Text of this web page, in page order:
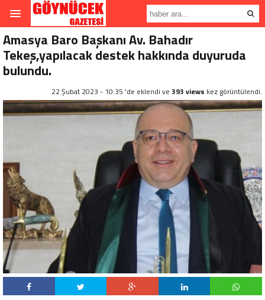
Amasya Baro Başkanı Av. Bahadır
Tekeş,yapılacak destek hakkında duyuruda
bulundu.
22 Şubat 2023 - 10:35 'de eklendi ve 393 views kez görüntülendi.